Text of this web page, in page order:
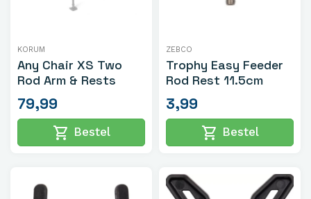
KORUM
Any Chair XS Two
Rod Arm & Rests
79,99
shopping_cart Bestel
ZEBCO
Trophy Easy Feeder
Rod Rest 11.5cm
3,99
shopping_cart Bestel